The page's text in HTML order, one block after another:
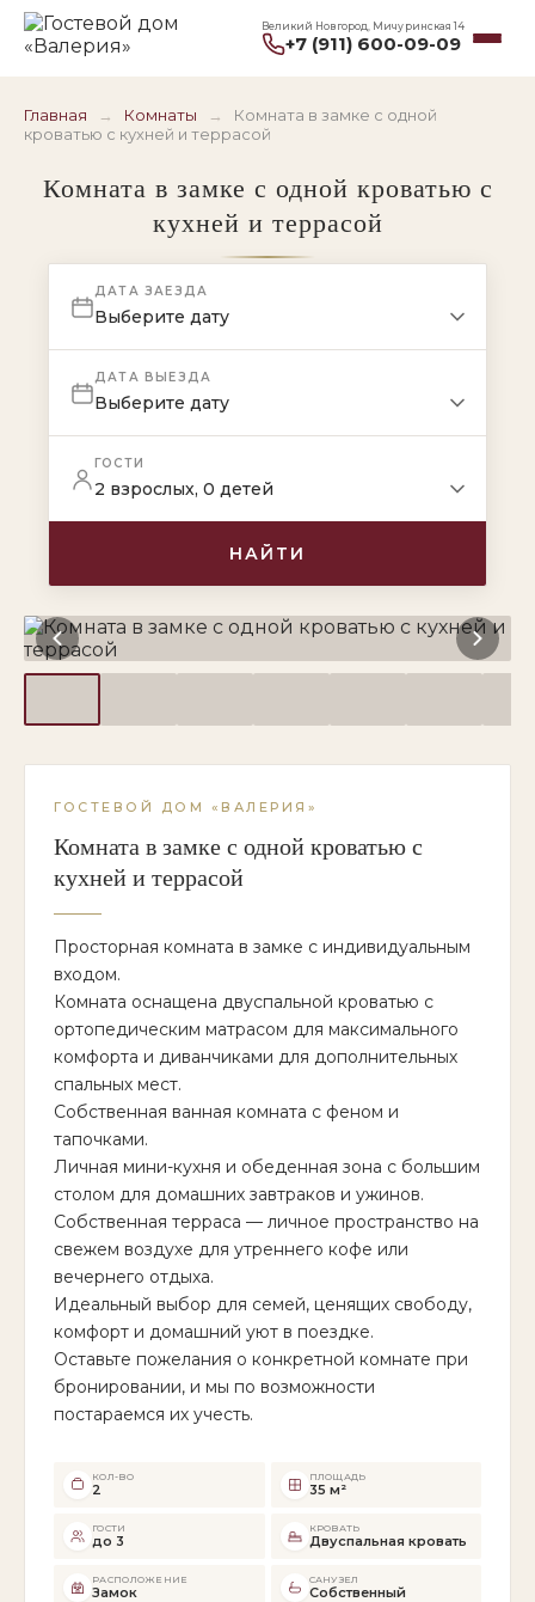
Великий Новгород, Мичуринская 14
+7 (911) 600-09-09
Главная → Комнаты →
Комната в замке с одной
кроватью с кухней и террасой
Комната в замке с одной кроватью с
кухней и террасой
ДАТА ЗАЕЗДА
Выберите дату
ДАТА ВЫЕЗДА
Выберите дату
ГОСТИ
2 взрослых, 0 детей
НАЙТИ
ГОСТЕВОЙ ДОМ «ВАЛЕРИЯ»
Комната в замке с одной кроватью с
кухней и террасой
Просторная комната в замке с индивидуальным
входом.
Комната оснащена двуспальной кроватью с
ортопедическим матрасом для максимального
комфорта и диванчиками для дополнительных
спальных мест.
Собственная ванная комната с феном и
тапочками.
Личная мини-кухня и обеденная зона с большим
столом для домашних завтраков и ужинов.
Собственная терраса — личное пространство на
свежем воздухе для утреннего кофе или
вечернего отдыха.
Идеальный выбор для семей, ценящих свободу,
комфорт и домашний уют в поездке.
Оставьте пожелания о конкретной комнате при
бронировании, и мы по возможности
постараемся их учесть.
КОЛ-ВО
2
ПЛОЩАДЬ
35 м²
ГОСТИ
до 3
КРОВАТЬ
Двуспальная кровать
РАСПОЛОЖЕНИЕ
Замок
САНУЗЕЛ
Собственный